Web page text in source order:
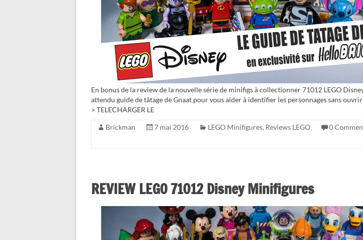
En bonus de la review de la nouvelle série de minifigs à collectionner 71012 LEGO
attendu guide de tâtage de Gnaat pour vous aider à identifier les personnages sans ouvrir
> TELECHARGER LE
Brickman 7 mai 2016 LEGO Minifigures, Reviews LEGO
0
REVIEW LEGO 71012 Disney Minifigures